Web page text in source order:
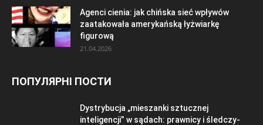
Agenci cienia: jak chińska sieć wpływów
zaatakowała amerykańską łyżwiarkę
figurową
21.04.2026
ПОПУЛЯРНІ ПОСТИ
Dystrybucja „mieszanki sztucznej
inteligencji” w sądach: prawnicy i śledczy-